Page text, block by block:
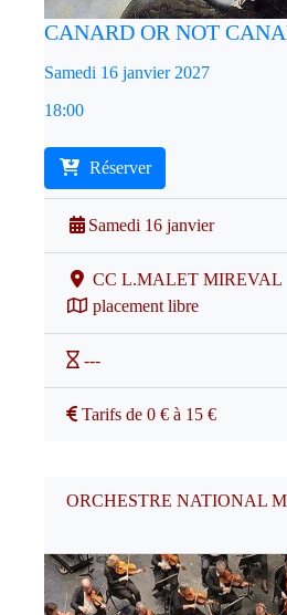
CANARD OR NOT
Samedi 16 janvier 2027
18:00
Réserver
Samedi 16 janvier
CC L.MALET MIREVAL
placement libre
---
Tarifs de 0 € à 15 €
ORCHESTRE NATIONAL